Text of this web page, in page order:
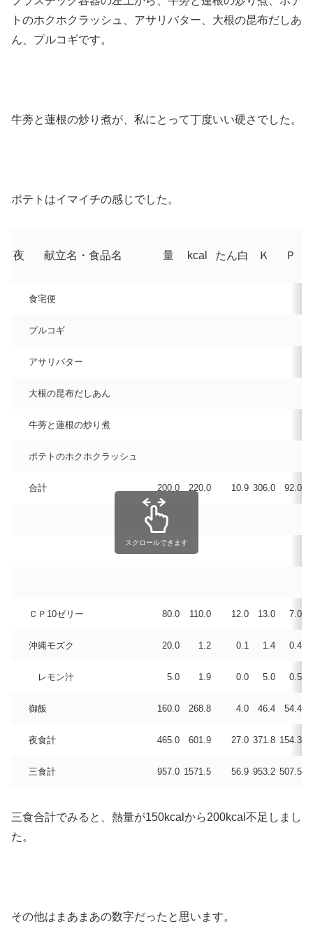
トのホクホクラッシュ、アサリバター、大根の昆布だしあ
ん、プルコギです。
牛蒡と蓮根の炒り煮が、私にとって丁度いい硬さでした。
ポテトはイマイチの感じでした。
夜 献立名・食品名 量 kcal たん白 Ｋ Ｐ
食宅便
プルコギ
アサリバター
大根の昆布だしあん
牛蒡と蓮根の炒り煮
ポテトのホクホクラッシュ
合計 200.0 220.0 10.9 306.0 92.0
ＣＰ10ゼリー 80.0 110.0 12.0 13.0 7.0
沖縄モズク 20.0 1.2 0.1 1.4 0.4
レモン汁 5.0 1.9 0.0 5.0 0.5
御飯 160.0 268.8 4.0 46.4 54.4
夜食計 465.0 601.9 27.0 371.8 154.3
三食計 957.0 1571.5 56.9 953.2 507.5
スクロールできます
三食合計でみると、熱量が150kcalから200kcal不足しまし
た。
その他はまあまあの数字だったと思います。